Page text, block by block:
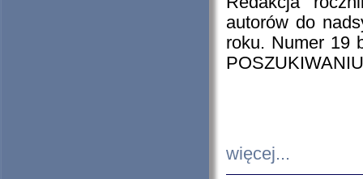
autorów do
roku. Numer 19
więcej...